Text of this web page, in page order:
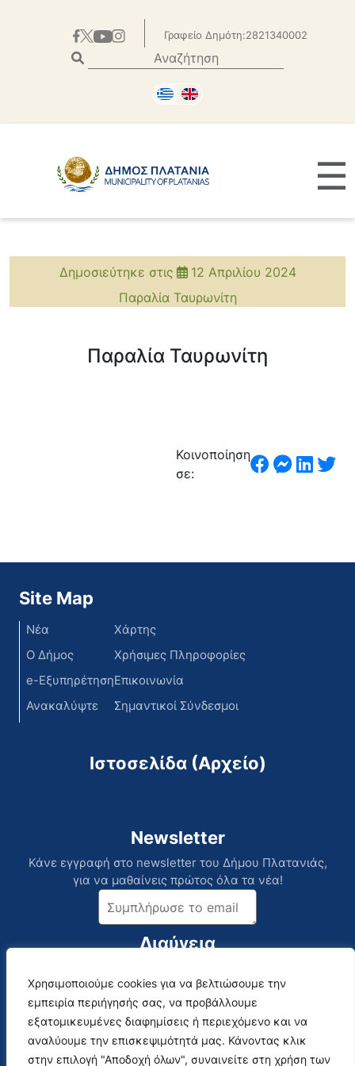
Χρησιμοποιούμε cookies για να βελτιώσουμε την
εμπειρία περιήγησής σας, να προβάλλουμε
εξατομικευμένες διαφημίσεις ή περιεχόμενο και να
αναλύουμε την επισκεψιμότητά μας. Κάνοντας κλικ
στην επιλογή "Αποδοχή όλων", συναινείτε στη χρήση των
Γραφείο Δημότη:2821340002
☰
Δημοσιεύτηκε στις
12 Απριλίου 2024
Παραλία Ταυρωνίτη
Παραλία Ταυρωνίτη
Κοινοποίηση
σε:
Site Map
Νέα
Ο Δήμος
e-Εξυπηρέτηση
Ανακαλύψτε
Χάρτης
Χρήσιμες Πληροφορίες
Επικοινωνία
Σημαντικοί Σύνδεσμοι
Ιστοσελίδα (Αρχείο)
Newsletter
Κάνε εγγραφή στο newsletter του Δήμου Πλατανιάς,
για να μαθαίνεις πρώτος όλα τα νέα!
Διαύγεια
Επικοινωνία
Αναλυτικός Κατάλογος
Social Media